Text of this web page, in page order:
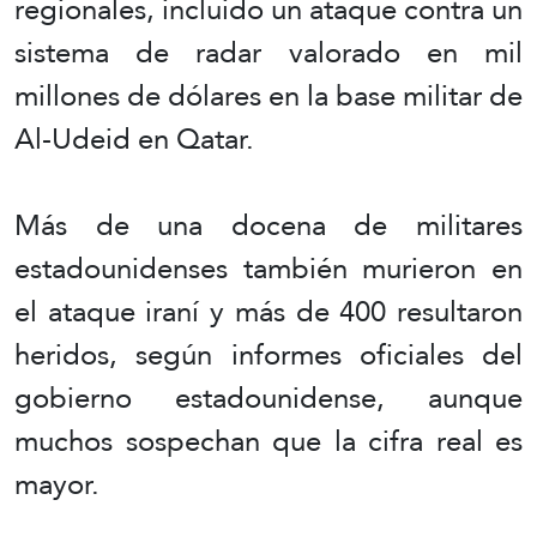
sistema de radar valorado en mil
millones de dólares en la base militar de
Al-Udeid en Qatar.
Más de una docena de militares
estadounidenses también murieron en
el ataque iraní y más de 400 resultaron
heridos, según informes oficiales del
gobierno estadounidense, aunque
muchos sospechan que la cifra real es
mayor.